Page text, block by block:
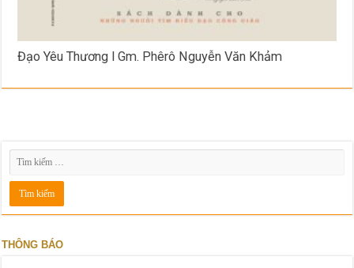
Đạo Yêu Thương l Gm. Phêrô Nguyễn Văn Khảm
THÔNG BÁO